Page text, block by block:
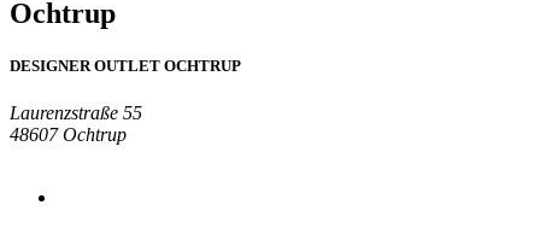
Ochtrup
DESIGNER OUTLET OCHTRUP
Laurenzstraße 55
48607 Ochtrup